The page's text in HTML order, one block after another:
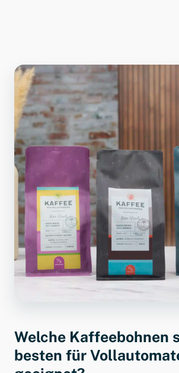
Welche Kaffeebohnen
besten für